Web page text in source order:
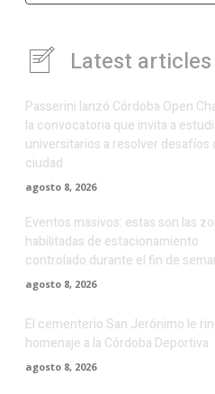
Latest articles
Passerini lanzó Córdoba Open
la convocatoria que invita a
universitarios a resolver desafíos
ciudad
agosto 8, 2026
Eventos masivos: estas son las
habilitadas de estacionamiento
controlado durante el fin de
agosto 8, 2026
El cementerio San Jerónimo le
homenaje a la Córdoba Deportiva
agosto 8, 2026